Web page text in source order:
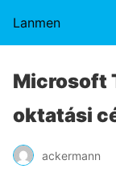
Lanmen
Microsoft
oktatási
ackermann